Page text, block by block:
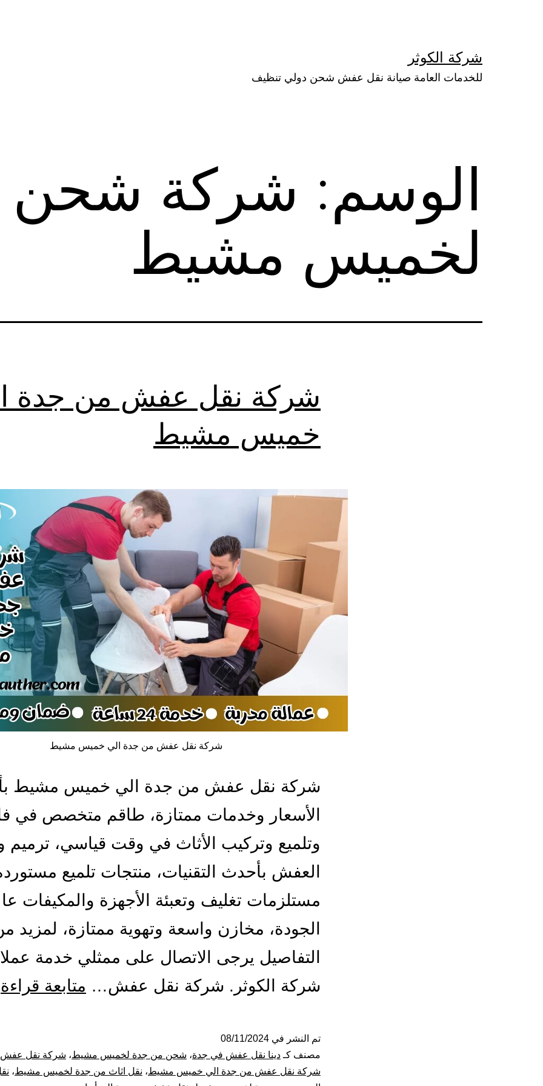
شركة الكوثر
للخدمات العامة صيانة نقل عفش شحن دولي تنظيف
الوسم: شركة شحن
لخميس مشيط
شركة نقل عفش من جدة
خميس مشيط
شركة نقل عفش من جدة الي خميس مشيط
شركة نقل عفش من جدة الي خميس مشيط
الأسعار وخدمات ممتازة، طاقم متخصص في
وتلميع وتركيب الأثاث في وقت قياسي، ترميم
العفش بأحدث التقنيات، منتجات تلميع
مستلزمات تغليف وتعبئة الأجهزة والمكيفات
الجودة، مخازن واسعة وتهوية ممتازة، لمزيد
التفاصيل يرجى الاتصال على ممثلي خدمة
شركة الكوثر. شركة نقل عفش… متابعة قراءة
تم النشر في 08/11/2024
مصنف كـ دينا نقل عفش في جدة، شحن من جدة لخميس مشيط، شركة نقل عفش
شركة نقل عفش من جدة الي خميس مشيط، نقل اثاث من جدة لخميس مشيط،